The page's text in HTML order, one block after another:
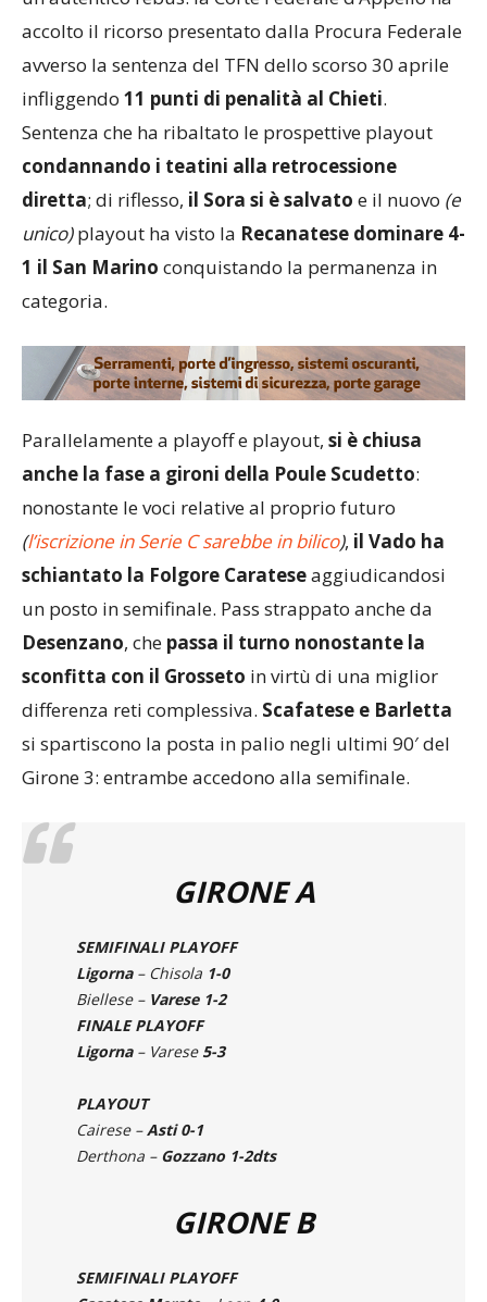
un autentico rebus: la Corte Federale d’Appello ha
accolto il ricorso presentato dalla Procura Federale
avverso la sentenza del TFN dello scorso 30 aprile
infliggendo
11 punti di penalità al Chieti
Sentenza che ha ribaltato le prospettive playout
condannando i teatini alla retrocessione
e il nuovo
unico)
playout ha visto la
conquistando la permanenza in
categoria.
Parallelamente a playoff e playout, si è chiusa
anche la fase a gironi della Poule Scudetto
nonostante le voci relative al proprio futuro
(l’iscrizione in Serie C sarebbe in bilico),il Vado ha
schiantato la Folgore Carateseaggiudicandosi
un posto in semifinale. Pass strappato anche da
Desenzano, chepassa il turno nonostante la
sconfitta con il Grossetoin virtù di una miglior
differenza reti complessiva.Scafatese e Barletta
si spartiscono la posta in palio negli ultimi 90′ del
Girone 3: entrambe accedono alla semifinale.
GIRONE A
SEMIFINALI PLAYOFF
FINALE PLAYOFF
GIRONE B